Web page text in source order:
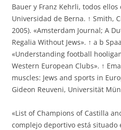
Bauer y Franz Kehrli, todos
Universidad de Berna. ↑ Smith,
2005). «Amsterdam Journal; A
Regalia Without Jews». ↑ a b
«Understanding football
Western European Clubs». ↑
muscles: Jews and sports in
Gideon Reuveni, Universität
«List of Champions of Castilla
complejo deportivo está situado